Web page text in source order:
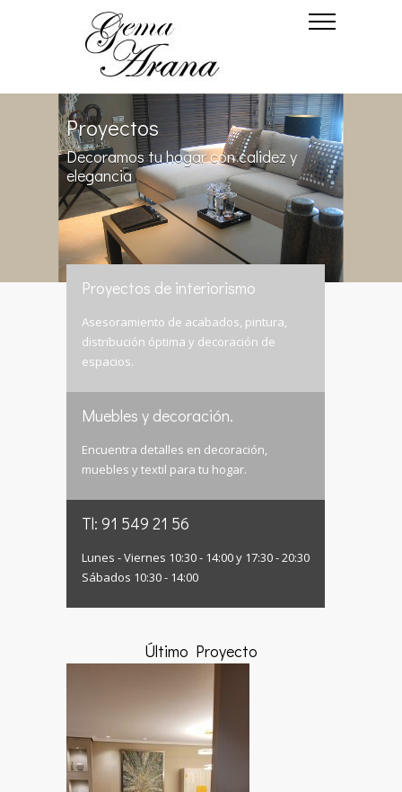
Proyectos
Decoramos tu hogar con calidez y
elegancia
Proyectos de interiorismo
Asesoramiento de acabados, pintura,
distribución óptima y decoración de
espacios.
Muebles y decoración.
Encuentra detalles en decoración,
muebles y textil para tu hogar.
Tl: 91 549 21 56
Lunes - Viernes 10:30 - 14:00 y 17:30 - 20:30
Sábados 10:30 - 14:00
Último Proyecto